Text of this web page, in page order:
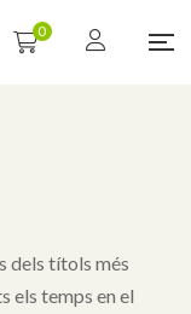
0
dels títols més
els temps en el